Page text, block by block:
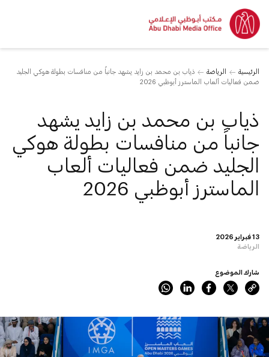
الرئيسية الرياضة
ذياب بن محمد بن زايد يشهد جانباً من منافسات بطولة هوكي الجليد
ضمن فعاليات ألعاب الماسترز أبوظبي 2026
13 فبراير 2026
الرياضة
ذياب بن محمد بن زايد يشهد
جانباً من منافسات بطولة هوكي
الجليد ضمن فعاليات ألعاب
الماسترز أبوظبي 2026
شارك الموضوع